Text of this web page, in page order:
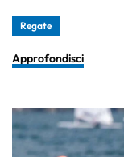
Regate
Approfondisci